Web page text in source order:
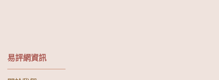
易評網資訊